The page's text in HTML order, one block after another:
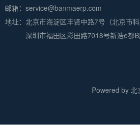
邮箱：service@banmaerp.com
地址： 北京市海淀区丰贤中路7号（北京市
深圳市福田区彩田路7018号新浩e都
Powered by